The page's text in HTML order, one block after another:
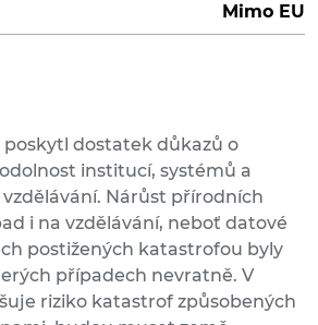
Mimo EU
poskytl dostatek důkazů o
institucí, systémů a
Nárůst přírodních
i na vzdělávání, neboť datové
postižených katastrofou byly
případech nevratně. V
riziko katastrof způsobených